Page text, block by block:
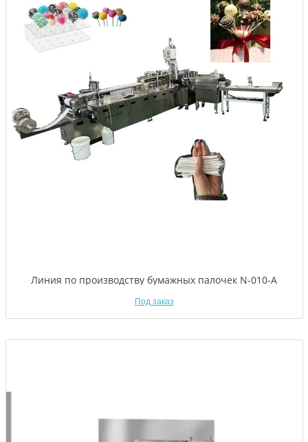
Линия по производству бумажных палочек N-010-A
Под заказ